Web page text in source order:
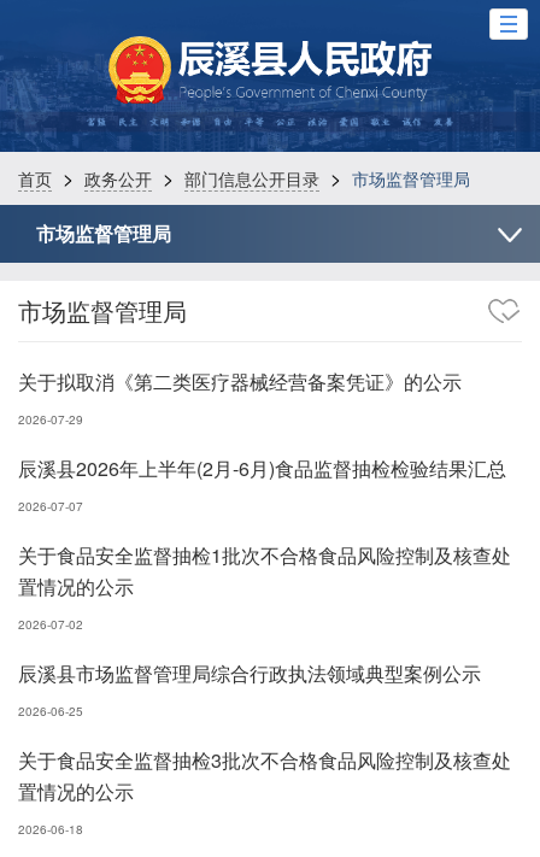
首页 > 政务公开 > 部门信息公开目录 > 市场监督管理局
市场监督管理局
市场监督管理局
关于拟取消《第二类医疗器械经营备案凭证》的公示
2026-07-29
辰溪县2026年上半年(2月-6月)食品监督抽检检验结果汇总
2026-07-07
关于食品安全监督抽检1批次不合格食品风险控制及核查处
置情况的公示
2026-07-02
辰溪县市场监督管理局综合行政执法领域典型案例公示
2026-06-25
关于食品安全监督抽检3批次不合格食品风险控制及核查处
置情况的公示
2026-06-18